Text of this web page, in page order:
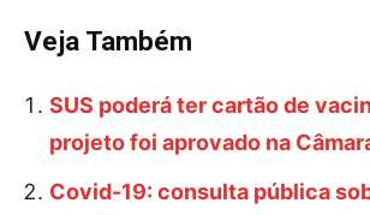
Veja Também
SUS poderá ter cartão de
projeto foi aprovado na
Covid-19: consulta pública